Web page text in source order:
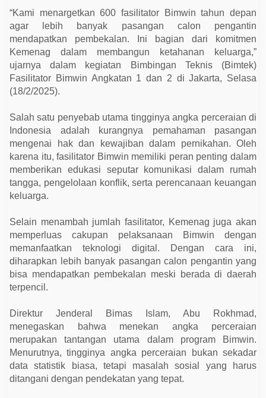
“Kami menargetkan 600 fasilitator Bimwin tahun depan
agar lebih banyak pasangan calon pengantin
mendapatkan pembekalan. Ini bagian dari komitmen
Kemenag dalam membangun ketahanan keluarga,”
ujarnya dalam kegiatan Bimbingan Teknis (Bimtek)
Fasilitator Bimwin Angkatan 1 dan 2 di Jakarta, Selasa
(18/2/2025).
Salah satu penyebab utama tingginya angka perceraian di
Indonesia adalah kurangnya pemahaman pasangan
mengenai hak dan kewajiban dalam pernikahan. Oleh
karena itu, fasilitator Bimwin memiliki peran penting dalam
memberikan edukasi seputar komunikasi dalam rumah
tangga, pengelolaan konflik, serta perencanaan keuangan
keluarga.
Selain menambah jumlah fasilitator, Kemenag juga akan
memperluas cakupan pelaksanaan Bimwin dengan
memanfaatkan teknologi digital. Dengan cara ini,
diharapkan lebih banyak pasangan calon pengantin yang
bisa mendapatkan pembekalan meski berada di daerah
terpencil.
Direktur Jenderal Bimas Islam, Abu Rokhmad,
menegaskan bahwa menekan angka perceraian
merupakan tantangan utama dalam program Bimwin.
Menurutnya, tingginya angka perceraian bukan sekadar
data statistik biasa, tetapi masalah sosial yang harus
ditangani dengan pendekatan yang tepat.